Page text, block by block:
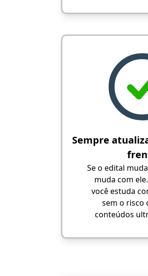
Sempre
Se o edital
muda com
você estuda
sem o risco
conteúdos